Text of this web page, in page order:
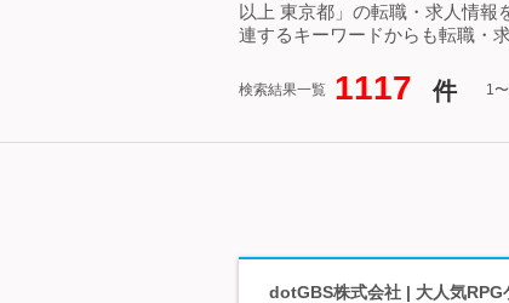
以上 東京都」の転職・求人情報
連するキーワードからも転職・
検索結果一覧 1117 件 1
dotGBS株式会社 | 大人気RPG